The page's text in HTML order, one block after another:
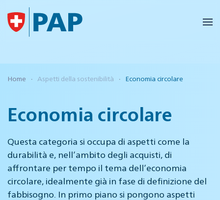
Skip to main content
Home Aspetti della sostenibilità Economia circolare
Economia circolare
Questa categoria si occupa di aspetti come la
durabilità e, nell’ambito degli acquisti, di
affrontare per tempo il tema dell’economia
circolare, idealmente già in fase di definizione del
fabbisogno. In primo piano si pongono aspetti